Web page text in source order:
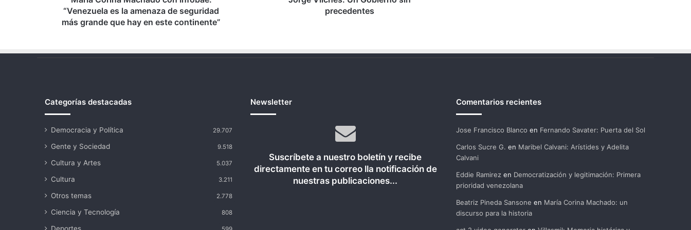
seguridad
hay
“Venezuela es la amenaza de seguridad
más grande que hay en este continente”
precedentes
Categorías destacadas
Democracia y Política 29.707
Gente y Sociedad 9.518
Cultura y Artes 5.037
Cultura 3.211
Otros temas 2.778
Ciencia y Tecnología 808
Newsletter
Suscríbete a nuestro boletín y recibe
directamente en tu correo lla notificación de
nuestras publicaciones...
Comentarios recientes
Jose Francisco Blanco en Fernando Savater: Puerta del Sol
Carlos Sucre G. en Maribel Calvani: Arístides y Adelita
Calvani
Eddie Ramirezen Democratización y legitimación: Primera
prioridad venezolana
Beatriz Pineda Sansone en María Corina Machado: un
discurso para la historia